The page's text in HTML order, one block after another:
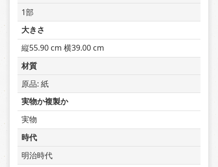
1部
大きさ
縦55.90 cm 横39.00 cm
材質
原品: 紙
実物か複製か
実物
時代
明治時代